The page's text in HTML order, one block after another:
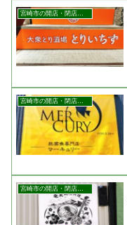
宮崎市の開店・閉店まとめ